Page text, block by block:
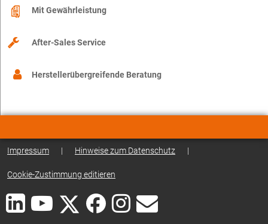
Mit Gewährleistung
After-Sales Service
Herstellerübergreifende Beratung
Impressum | Hinweise zum Datenschutz |
Cookie-Zustimmung editieren